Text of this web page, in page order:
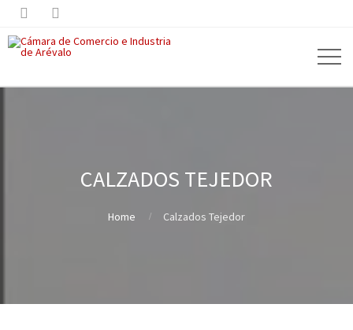
 
CALZADOS TEJEDOR
Home Calzados Tejedor